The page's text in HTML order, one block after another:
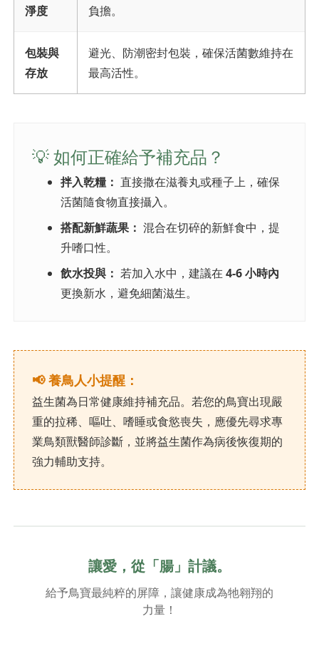
淨度
負擔。
包裝與
存放
避光、防潮密封包裝，確保活菌數維持在
最高活性。
💡 如何正確給予補充品？
拌入乾糧： 直接撒在滋養丸或種子上，確保
活菌隨食物直接攝入。
搭配新鮮蔬果： 混合在切碎的新鮮食中，提
升嗜口性。
飲水投與： 若加入水中，建議在 4-6 小時內
更換新水，避免細菌滋生。
📢 養鳥人小提醒：
益生菌為日常健康維持補充品。若您的鳥寶出現嚴
重的拉稀、嘔吐、嗜睡或食慾喪失，應優先尋求專
業鳥類獸醫師診斷，並將益生菌作為病後恢復期的
強力輔助支持。
讓愛，從「腸」計議。
給予鳥寶最純粹的屏障，讓健康成為牠翱翔的
力量！